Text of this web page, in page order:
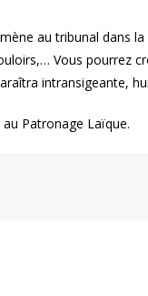
au tribunal dans
Vous pourrez
intransigeante,
Patronage Laïque.